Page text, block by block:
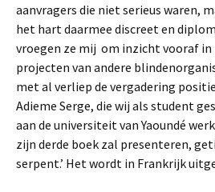
aanvragers die niet serieus waren,
het hart daarmee discreet en
vroegen ze mij om inzicht vooraf
projecten van andere
met al verliep de vergadering
Adieme Serge, die wij als student
aan de universiteit van Yaoundé
zijn derde boek zal presenteren,
serpent.’ Het wordt in Frankrijk